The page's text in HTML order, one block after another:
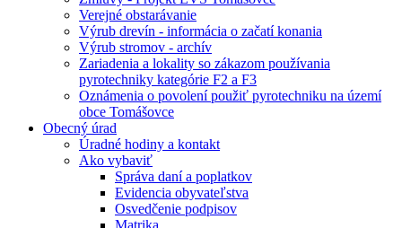
Verejné obstarávanie
Výrub drevín - informácia o začatí konania
Výrub stromov - archív
Zariadenia a lokality so zákazom používania
pyrotechniky kategórie F2 a F3
Oznámenia o povolení použiť pyrotechniku na území
obce Tomášovce
Obecný úrad
Úradné hodiny a kontakt
Ako vybaviť
Správa daní a poplatkov
Evidencia obyvateľstva
Osvedčenie podpisov
Matrika